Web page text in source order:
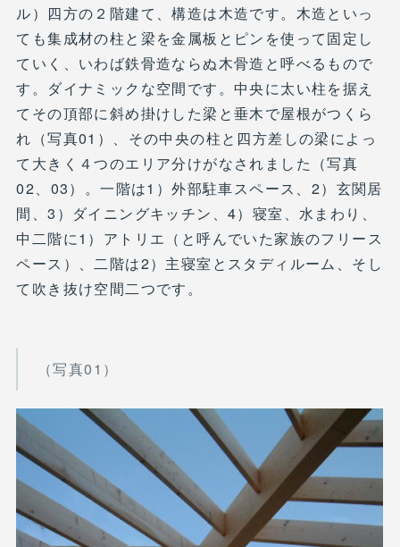
ル）四方の２階建て、構造は木造です。木造といっ
ても集成材の柱と梁を金属板とピンを使って固定し
ていく、いわば鉄骨造ならぬ木骨造と呼べるもので
す。ダイナミックな空間です。中央に太い柱を据え
てその頂部に斜め掛けした梁と垂木で屋根がつくら
れ（写真01）、その中央の柱と四方差しの梁によっ
て大きく４つのエリア分けがなされました（写真
02、03）。一階は1）外部駐車スペース、2）玄関居
間、3）ダイニングキッチン、4）寝室、水まわり、
中二階に1）アトリエ（と呼んでいた家族のフリース
ペース）、二階は2）主寝室とスタディルーム、そし
て吹き抜け空間二つです。
（写真01）